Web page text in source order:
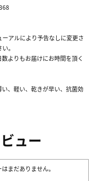
アルにより予告なしに変更さ
。
よりもお届けにお時間を頂く
、軽い、乾きが早い、抗菌効
ュー
まだありません。